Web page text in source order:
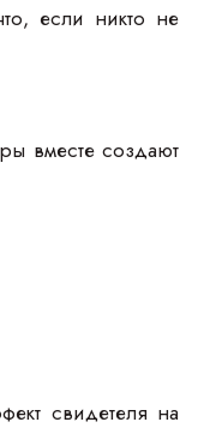
если никто не
вместе создают
свидетеля на